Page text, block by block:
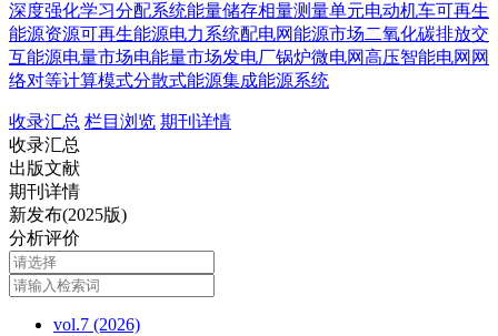
深度强化学习分配系统能量储存相量测量单元电动机车可再生
能源资源可再生能源电力系统配电网能源市场二氧化碳排放交
互能源电量市场电能量市场发电厂锅炉微电网高压智能电网 网
络对等计算模式分散式能源集成能源系统
收录汇总 栏目浏览 期刊详情
收录汇总
出版文献
期刊详情
新发布(2025版)
分析评价
vol.7 (2026)